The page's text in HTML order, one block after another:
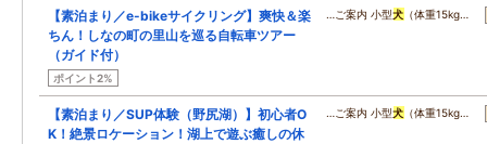
【素泊まり／e-bikeサイクリング】爽快＆楽
ちん！しなの町の里山を巡る自転車ツアー
（ガイド付）
ポイント2%
…ご案内 小型犬 （体重15kg…
【素泊まり／SUP体験（野尻湖）】初心者O
K！絶景ロケーション！湖上で遊ぶ癒しの休
…ご案内 小型犬 （体重15kg…